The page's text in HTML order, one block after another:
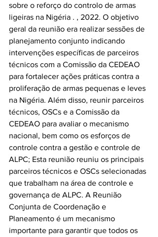
sobre o reforço do controlo de armas
ligeiras na Nigéria . , 2022. O objetivo
geral da reunião era realizar sessões de
planejamento conjunto indicando
intervenções específicas de parceiros
técnicos com a Comissão da CEDEAO
para fortalecer ações práticas contra a
proliferação de armas pequenas e leves
na Nigéria. Além disso, reunir parceiros
técnicos, OSCs e a Comissão da
CEDEAO para avaliar o mecanismo
nacional, bem como os esforços de
controle contra a gestão e controle de
ALPC; Esta reunião reuniu os principais
parceiros técnicos e OSCs selecionadas
que trabalham na área de controle e
governança de ALPC. A Reunião
Conjunta de Coordenação e
Planeamento é um mecanismo
importante para garantir que todos os